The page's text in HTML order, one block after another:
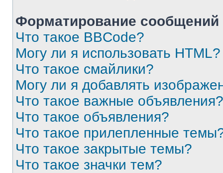
Форматирование
Что такое BBCode?
Могу ли я использовать HTML?
Что такое смайлики?
Могу ли я добавлять
Что такое важные объявления?
Что такое объявления?
Что такое прилепленные
Что такое закрытые темы?
Что такое значки тем?